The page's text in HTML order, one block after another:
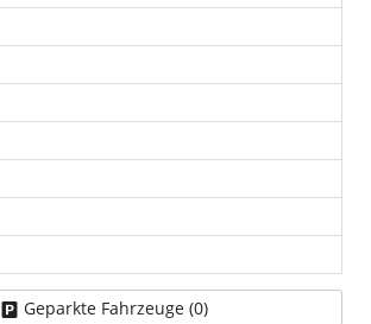
Geparkte Fahrzeuge (0)